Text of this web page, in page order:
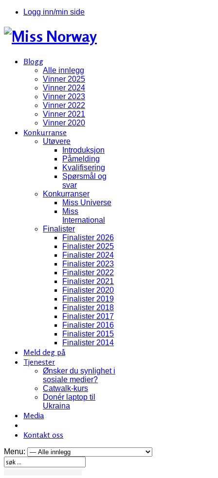
Logg inn/min side
Blogg
Alle innlegg
Vinner 2025
Vinner 2024
Vinner 2023
Vinner 2022
Vinner 2021
Vinner 2020
Konkurranse
Utøvere
Introduksjon
Påmelding
Kvalifisering
Spørsmål og
svar
Konkurranser
Miss Universe
Miss
International
Finalister
Finalister 2026
Finalister 2025
Finalister 2024
Finalister 2023
Finalister 2022
Finalister 2021
Finalister 2020
Finalister 2019
Finalister 2018
Finalister 2017
Finalister 2016
Finalister 2015
Finalister 2014
Meld deg på
Tjenester
Ønsker du synlighet i
sosiale medier?
Catwalk-kurs
Donér laptop til
Ukraina
Media
Kontakt oss
Menu: